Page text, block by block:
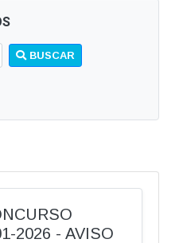
BUSCAR
2026 - AVISO